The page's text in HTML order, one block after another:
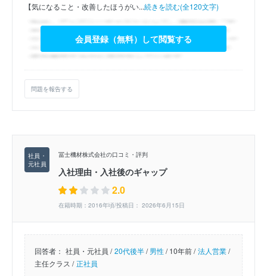
【気になること・改善したほうがい...続きを読む(全120文字)
会員登録（無料）して閲覧する
問題を報告する
冨士機材株式会社の口コミ・評判
入社理由・入社後のギャップ
2.0
在籍時期：2016年頃/投稿日： 2026年6月15日
回答者： 社員・元社員 / 20代後半/男性/10年前 / 法人営業/
主任クラス / 正社員